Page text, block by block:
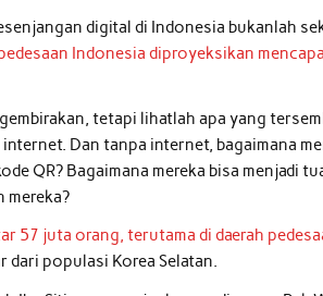
digital di Indonesia bukanlah
Indonesia diproyeksikan
tetapi lihatlah apa yang
Dan tanpa internet, bagaimana
QR? Bagaimana mereka bisa menjadi
mereka?
57 juta orang, terutama di daerah
dari populasi Korea Selatan.